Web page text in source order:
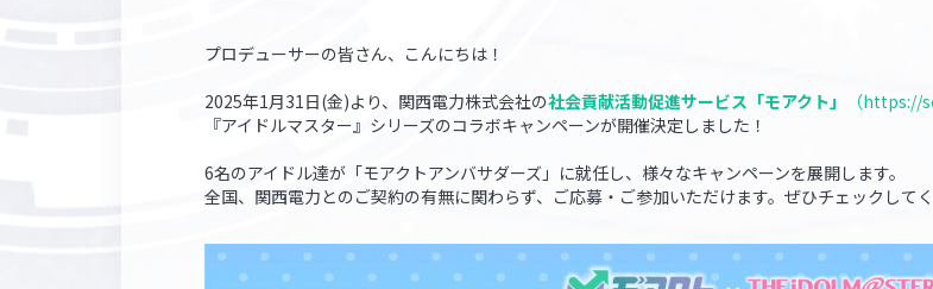
プロデューサーの皆さん、こんにちは！
2025年1月31日(金)より、関西電力株式会社の社会貢献活動促進サービス「モアクト」 （https://
『アイドルマスター』シリーズのコラボキャンペーンが開催決定しました！
6名のアイドル達が「モアクトアンバサダーズ」に就任し、様々なキャンペーンを展開します。
全国、関西電力とのご契約の有無に関わらず、ご応募・ご参加いただけます。ぜひチェックして